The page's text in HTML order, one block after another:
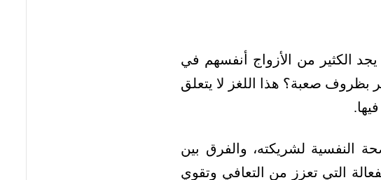
الكثير من الأزواج أنفسهم في
صعبة؟ هذا اللغز لا يتعلق
النفسية لشريكته، والفرق بين
التي تعزز من التعافي وتقوي